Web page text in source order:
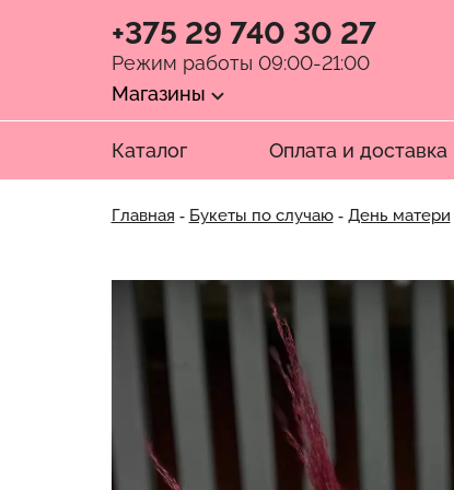
+375 29 740 30 27
Режим работы 09:00-21:00
Магазины
Каталог Оплата и доставка
Главная ‐ Букеты по случаю‐ День матери